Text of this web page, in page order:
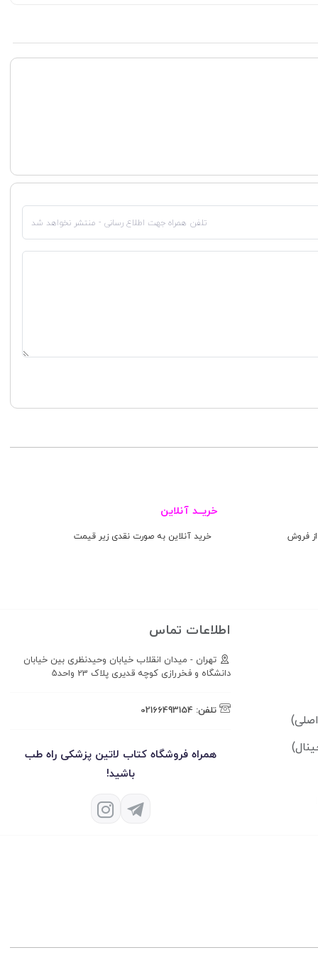
فروش
خریــد آنلاین
خرید آنلاین به صورت نقدی زیر قیمت
اطلاعات تماس
تهران - میدان انقلاب خیابان وحیدنظری بین خیابان
دانشگاه و فخررازی کوچه قدیری پلاک 23 واحد5
تلفن: 02166493154
همراه فروشگاه کتاب لاتین پزشکی راه طب
باشید!